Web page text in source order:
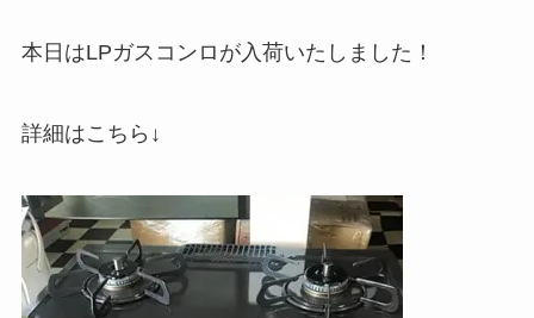
本日はLPガスコンロが入荷いたしました！
詳細はこちら↓